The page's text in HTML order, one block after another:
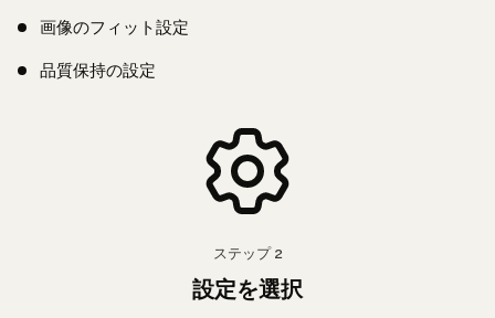
画像のフィット設定
品質保持の設定
ステップ 2
設定を選択